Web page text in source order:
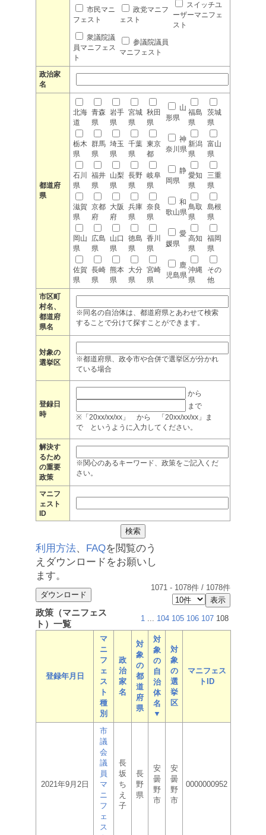
市民マニ
フェスト
政党マニフ
ェスト
スイッチユ
ーザーマニフェ
スト
衆議院議
員マニフェス
ト
参議院議員
マニフェスト
政治家
名
都道府
県
北海
道
青森
県
岩手
県
宮城
県
秋田
県
山
形県
福島
県
茨城
県
栃木
県
群馬
県
埼玉
県
千葉
県
東京
都
神
奈川県
新潟
県
富山
県
石川
県
福井
県
山梨
県
長野
県
岐阜
県
静
岡県
愛知
県
三重
県
滋賀
県
京都
府
大阪
府
兵庫
県
奈良
県
和
歌山県
鳥取
県
島根
県
岡山
県
広島
県
山口
県
徳島
県
香川
県
愛
媛県
高知
県
福岡
県
佐賀
県
長崎
県
熊本
県
大分
県
宮崎
県
鹿
児島県
沖縄
県
その
他
市区町
村名、
都道府
県名
※同名の自治体は、都道府県とあわせて検索
することで分けて探すことができます。
対象の
選挙区
※都道府県、政令市や合併で選挙区が分かれ
ている場合
登録日
時
から
まで
※「20xx/xx/xx」 から 「20xx/xx/xx」ま
で というように入力してください。
解決す
るため
の重要
政策
※関心のあるキーワード、政策をご記入くだ
さい。
マニフ
ェスト
ID
利用方法、 FAQを閲覧のう
えダウンロードをお願いし
ます。
1071 - 1078件 / 1078件
政策（マニフェス
ト）一覧
1 ... 104 105 106 107 108
登録年月日
マ
ニ
フ
ェ
ス
ト
種
別
政
治
家
名
対
象
の
都
道
府
県
対
象
の
自
治
体
名
▼
対
象
の
選
挙
区
マニフェス
トID
2021年9月2日
市
議
会
議
員
マ
ニ
フ
ェ
ス
長
坂
ち
え
子
長
野
県
安
曇
野
市
安
曇
野
市
0000000952